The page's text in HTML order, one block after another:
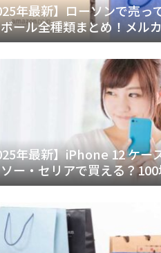
年最新】ローソンで売っ
ール全種類まとめ！メル
うパック対応サイズと価
説
年最新】iPhone 12 ケー
ー・セリアで買える？
況と失敗しない選び方を
！